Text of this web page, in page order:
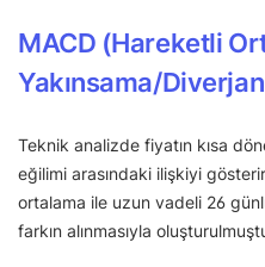
MACD (Hareketli
Yakınsama/
Teknik analizde fiyatın kısa
eğilimi arasındaki ilişkiyi
ortalama ile uzun vadeli 26
farkın alınmasıyla